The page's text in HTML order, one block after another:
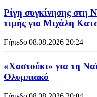
Ρίγη συγκίνησης στη
τιμής για Μιχάλη
Γήπεδο|08.08.2026 20:24
«Χαστούκι» για τη
Ολυμπιακό